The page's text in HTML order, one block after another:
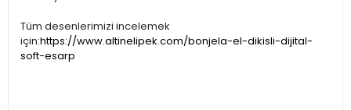
Tüm desenlerimizi incelemek
için:https://www.altinelipek.com/bonjela-el-dikisli-dijital-
soft-esarp